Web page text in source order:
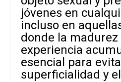
jóvenes en
incluso en
donde la madurez
experiencia
esencial para
superficialidad y